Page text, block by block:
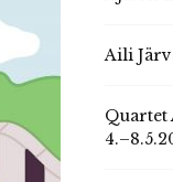
Aili
Quartet